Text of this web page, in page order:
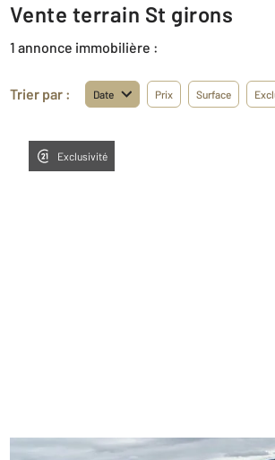
Vente terrain St girons
1 annonce immobilière :
Trier par : Date Prix Surface
Exclusivité